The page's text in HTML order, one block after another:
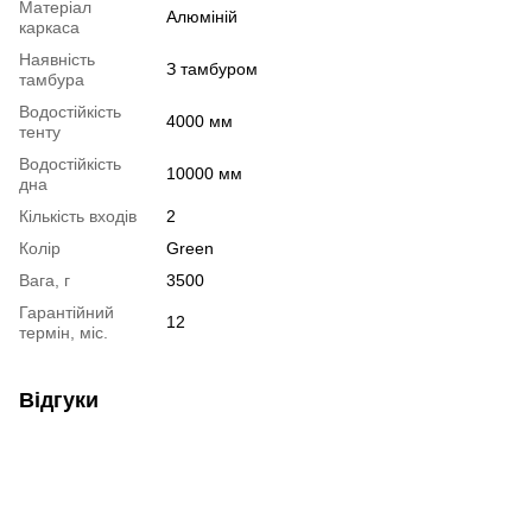
Матеріал
каркаса
Алюміній
Наявність
тамбура
З тамбуром
Водостійкість
тенту
4000 мм
Водостійкість
дна
10000 мм
Кількість входів
2
Колір
Green
Вага, г
3500
Гарантійний
термін, міс.
12
Відгуки